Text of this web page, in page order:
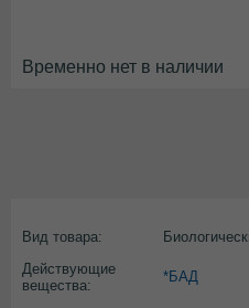
Временно нет в наличии
Вид товара:
Действующие
вещества:
*БАД